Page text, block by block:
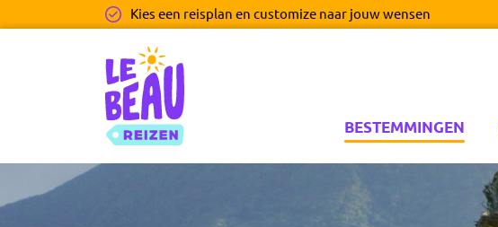
Kies een reisplan en customize naar jouw wensen
Le Beau Reizen
BESTEMMINGEN